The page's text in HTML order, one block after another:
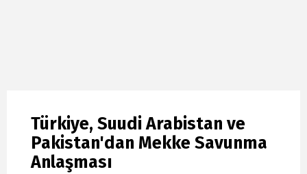
Türkiye, Suudi Arabistan ve
Pakistan'dan Mekke Savunma
Anlaşması